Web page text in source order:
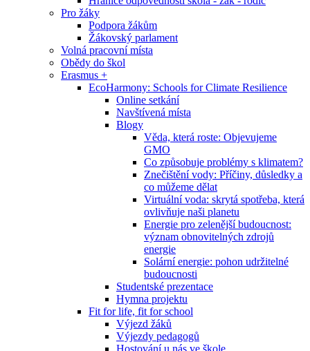
Pro žáky
Podpora žákům
Žákovský parlament
Volná pracovní místa
Obědy do škol
Erasmus +
EcoHarmony: Schools for Climate Resilience
Online setkání
Navštívená místa
Blogy
Věda, která roste: Objevujeme
GMO
Co způsobuje problémy s klimatem?
Znečištění vody: Příčiny, důsledky a
co můžeme dělat
Virtuální voda: skrytá spotřeba, která
ovlivňuje naši planetu
Energie pro zelenější budoucnost:
význam obnovitelných zdrojů
energie
Solární energie: pohon udržitelné
budoucnosti
Studentské prezentace
Hymna projektu
Fit for life, fit for school
Výjezd žáků
Výjezdy pedagogů
Hostování u nás ve škole